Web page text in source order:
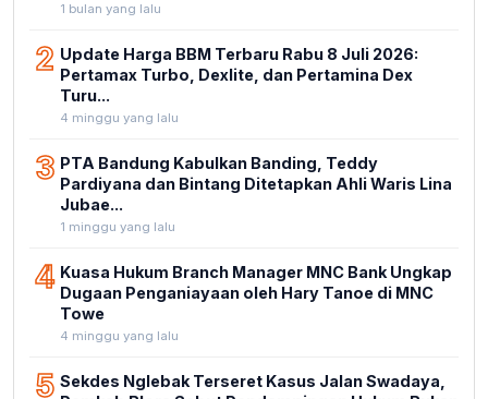
1 bulan yang lalu
2 Update Harga BBM Terbaru Rabu 8 Juli 2026:
Pertamax Turbo, Dexlite, dan Pertamina Dex
Turu...
4 minggu yang lalu
3 PTA Bandung Kabulkan Banding, Teddy
Pardiyana dan Bintang Ditetapkan Ahli Waris Lina
Jubae...
1 minggu yang lalu
4 Kuasa Hukum Branch Manager MNC Bank Ungkap
Dugaan Penganiayaan oleh Hary Tanoe di MNC
Towe
4 minggu yang lalu
5 Sekdes Nglebak Terseret Kasus Jalan Swadaya,